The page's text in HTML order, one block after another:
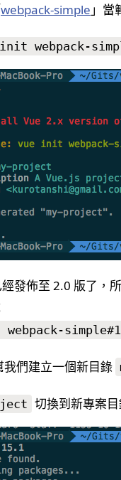
webpack-simple 」當
webpack-
經發佈至 2.0 版了，
們建立一個新目錄
切換到新專案